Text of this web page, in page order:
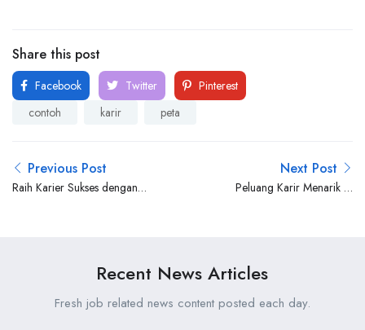
Share this post
Facebook Twitter
Pinterest
contoh
karir peta
Previous Post
Raih Karier Sukses dengan
Next Post
Peluang Karir Menarik di
Recent News Articles
Fresh job related news content posted each day.